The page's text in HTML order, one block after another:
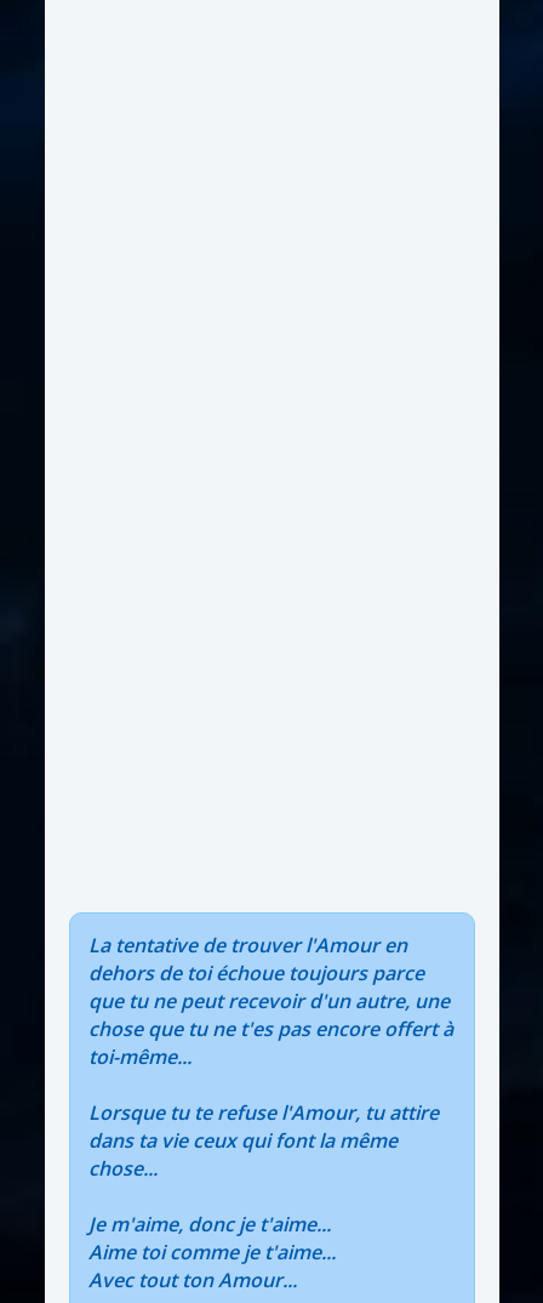
La tentative de trouver l'Amour en
dehors de toi échoue toujours parce
que tu ne peut recevoir d'un autre, une
chose que tu ne t'es pas encore offert à
toi-même...
Lorsque tu te refuse l'Amour, tu attire
dans ta vie ceux qui font la même
chose...
Je m'aime, donc je t'aime...
Aime toi comme je t'aime...
Avec tout ton Amour...